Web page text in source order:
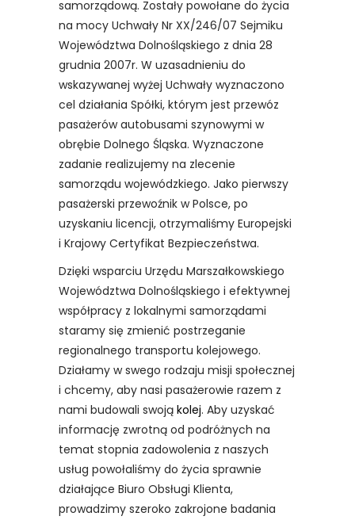
samorządową. Zostały powołane do życia
na mocy Uchwały Nr XX/246/07 Sejmiku
Województwa Dolnośląskiego z dnia 28
grudnia 2007r. W uzasadnieniu do
wskazywanej wyżej Uchwały wyznaczono
cel działania Spółki, którym jest przewóz
pasażerów autobusami szynowymi w
obrębie Dolnego Śląska. Wyznaczone
zadanie realizujemy na zlecenie
samorządu wojewódzkiego. Jako pierwszy
pasażerski przewoźnik w Polsce, po
uzyskaniu licencji, otrzymaliśmy Europejski
i Krajowy Certyfikat Bezpieczeństwa.
Dzięki wsparciu Urzędu Marszałkowskiego
Województwa Dolnośląskiego i efektywnej
współpracy z lokalnymi samorządami
staramy się zmienić postrzeganie
regionalnego transportu kolejowego.
Działamy w swego rodzaju misji społecznej
i chcemy, aby nasi pasażerowie razem z
nami budowali swoją kolej. Aby uzyskać
informację zwrotną od podróżnych na
temat stopnia zadowolenia z naszych
usług powołaliśmy do życia sprawnie
działające Biuro Obsługi Klienta,
prowadzimy szeroko zakrojone badania